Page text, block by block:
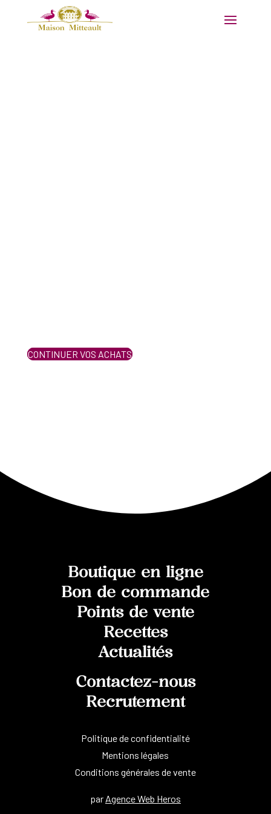
CONTINUER VOS ACHATS
Boutique en ligne
Bon de commande
Points de vente
Recettes
Actualités
Contactez-nous
Recrutement
Politique de confidentialité
Mentions légales
Conditions générales de vente
par Agence Web Heros